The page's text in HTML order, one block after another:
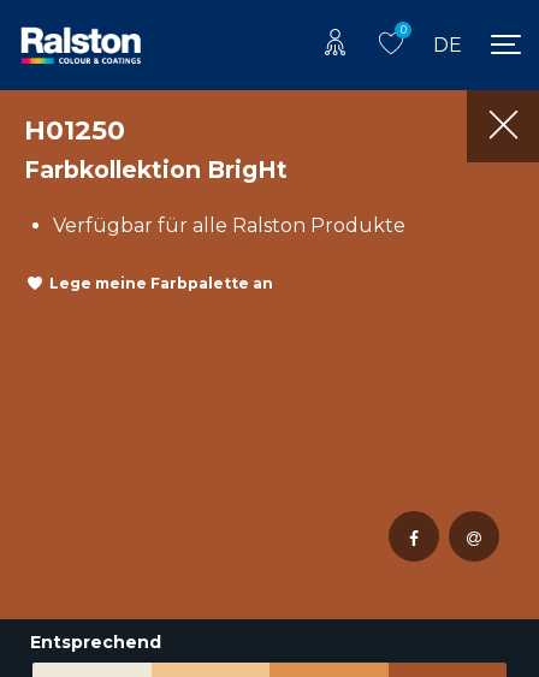
0
DE
H01250
Farbkollektion BrigHt
Verfügbar für alle Ralston Produkte
Lege meine Farbpalette an
Entsprechend